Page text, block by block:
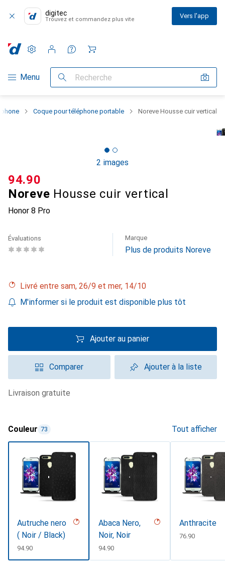
digitec
Trouvez et commandez plus vite Vers l'app
Navigation par catégorie
Menu Recherche
Paramètres
Compte client
Listes de comparaison
Listes d'envies
Panier
Coque pour téléphone portable Noreve Housse cuir vertical
2 images
Noreve Housse cuir vertical
Honor 8 Pro
CHF
94.90
Évaluations Marque
Plus de produits Noreve
Livré entre sam, 26/9 et mer, 14/10
M'informer si le produit est disponible plus tôt
Ajouter au panier
Comparer Ajouter à la liste
livraison gratuite
Couleur 73 Tout afficher
Autruche nero
( Noir / Black)
CHF
94.90
Abaca Nero,
Noir, Noir
CHF
94.90
Anthracite
CHF
76.90